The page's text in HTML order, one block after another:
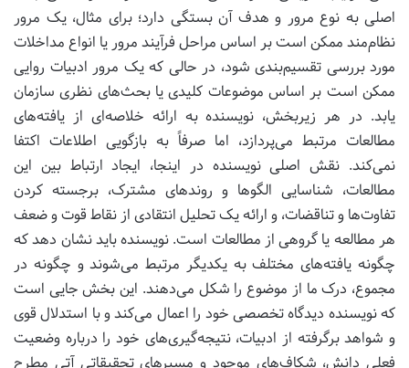
اصلی به نوع مرور و هدف آن بستگی دارد؛ برای مثال، یک مرور
نظام‌مند ممکن است بر اساس مراحل فرآیند مرور یا انواع مداخلات
مورد بررسی تقسیم‌بندی شود، در حالی که یک مرور ادبیات روایی
ممکن است بر اساس موضوعات کلیدی یا بحث‌های نظری سازمان
یابد. در هر زیربخش، نویسنده به ارائه خلاصه‌ای از یافته‌های
مطالعات مرتبط می‌پردازد، اما صرفاً به بازگویی اطلاعات اکتفا
نمی‌کند. نقش اصلی نویسنده در اینجا، ایجاد ارتباط بین این
مطالعات، شناسایی الگوها و روندهای مشترک، برجسته کردن
تفاوت‌ها و تناقضات، و ارائه یک تحلیل انتقادی از نقاط قوت و ضعف
هر مطالعه یا گروهی از مطالعات است. نویسنده باید نشان دهد که
چگونه یافته‌های مختلف به یکدیگر مرتبط می‌شوند و چگونه در
مجموع، درک ما از موضوع را شکل می‌دهند. این بخش جایی است
که نویسنده دیدگاه تخصصی خود را اعمال می‌کند و با استدلال قوی
و شواهد برگرفته از ادبیات، نتیجه‌گیری‌های خود را درباره وضعیت
فعلی دانش، شکاف‌های موجود و مسیرهای تحقیقاتی آتی مطرح